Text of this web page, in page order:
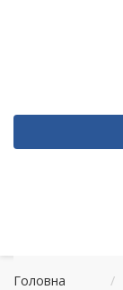
Головна /